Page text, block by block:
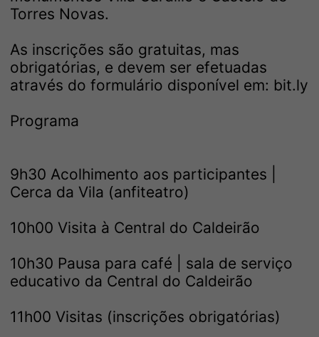
Torres Novas.
As inscrições são gratuitas, mas
obrigatórias, e devem ser efetuadas
através do formulário disponível em: bit.ly
Programa
9h30 Acolhimento aos participantes |
Cerca da Vila (anfiteatro)
10h00 Visita à Central do Caldeirão
10h30 Pausa para café | sala de serviço
educativo da Central do Caldeirão
11h00 Visitas (inscrições obrigatórias)